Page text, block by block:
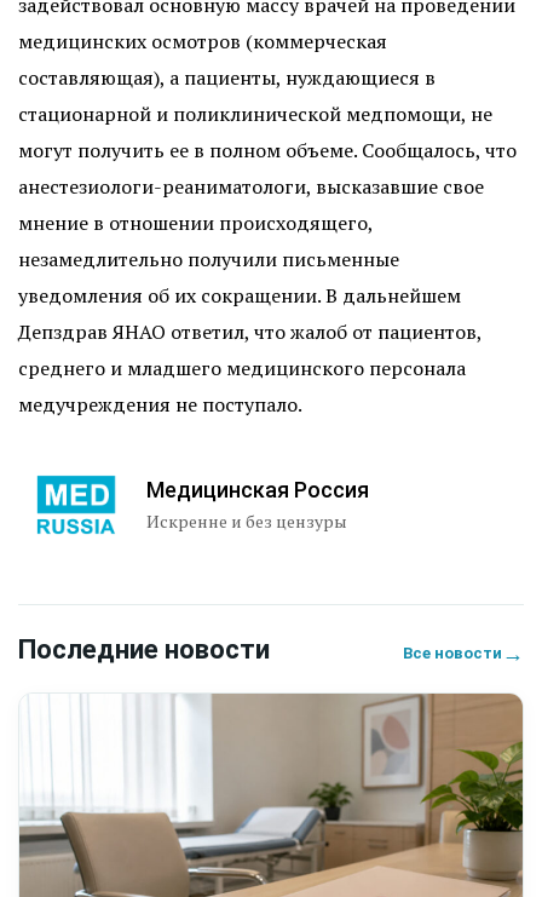
медицинских осмотров (коммерческая
составляющая), а пациенты, нуждающиеся в
стационарной и поликлинической медпомощи, не
могут получить ее в полном объеме. Сообщалось, что
анестезиологи-реаниматологи, высказавшие свое
мнение в отношении происходящего,
незамедлительно получили письменные
уведомления об их сокращении. В дальнейшем
Депздрав ЯНАО ответил, что жалоб от пациентов,
среднего и младшего медицинского персонала
медучреждения не поступало.
Медицинская Россия
Искренне и без цензуры
Последние новости Все новости →